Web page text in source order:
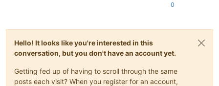
0
Hello! It looks like you're interested in this
conversation, but you don't have an account yet.
Getting fed up of having to scroll through the same
posts each visit? When you register for an account,